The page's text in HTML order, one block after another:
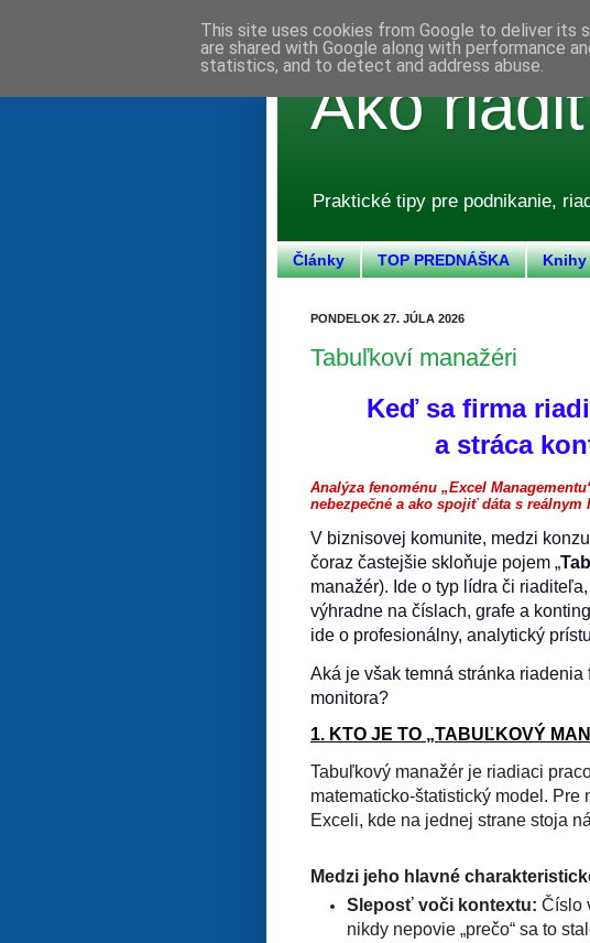
Ako
Praktické tipy pre podnikanie,
Články TOP PREDNÁŠKA Knihy
PONDELOK 27. JÚLA 2026
Tabuľkoví manažéri
Keď sa firma
a stráca
Analýza fenoménu „Excel
nebezpečné a ako spojiť dáta s reálnym
V biznisovej komunite, medzi
čoraz častejšie skloňuje pojem „
manažér). Ide o typ lídra či
výhradne na číslach, grafe a
ide o profesionálny, analytický
Aká je však temná stránka
monitora?
1. KTO JE TO „TABUĽKOVÝ
Tabuľkový manažér je riadiaci
matematicko-štatistický model. Pre
Exceli, kde na jednej strane stoja
Medzi jeho hlavné
Sleposť voči kontextu: Číslo
nikdy nepovie „prečo“ sa to
This site uses cookies from Google to deliver its
are shared with Google along with performance
statistics, and to detect and address abuse.